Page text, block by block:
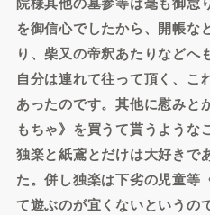
を御信心でしたから、開帳な
り、柴又の帝釈あたりなどへ
自分は連れて往って頂く、こ
あったのです。其他に慰みと
もちゃ》を買うて貰うような
独楽と紙鳶とだけは大好きで
た。併し独楽は下劣の児童等
て遊ぶのが宜くないというの